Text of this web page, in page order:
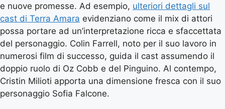
e nuove promesse. Ad esempio, ulteriori dettagli sul
cast di Terra Amara evidenziano come il mix di attori
possa portare ad un’interpretazione ricca e sfaccettata
del personaggio. Colin Farrell, noto per il suo lavoro in
numerosi film di successo, guida il cast assumendo il
doppio ruolo di Oz Cobb e del Pinguino. Al contempo,
Cristin Milioti apporta una dimensione fresca con il suo
personaggio Sofia Falcone.